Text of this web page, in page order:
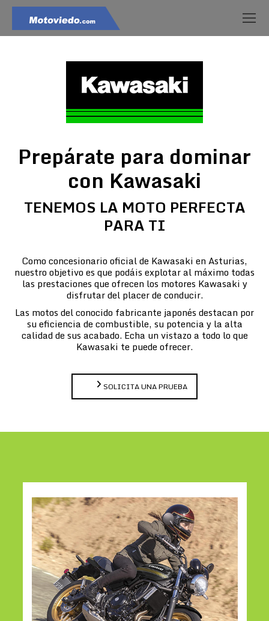
Prepárate para dominar
con Kawasaki
TENEMOS LA MOTO PERFECTA
PARA TI
Como concesionario oficial de Kawasaki en Asturias,
nuestro objetivo es que podáis explotar al máximo todas
las prestaciones que ofrecen los motores Kawasaki y
disfrutar del placer de conducir.
Las motos del conocido fabricante japonés destacan por
su eficiencia de combustible, su potencia y la alta
calidad de sus acabado. Echa un vistazo a todo lo que
Kawasaki te puede ofrecer.
SOLICITA UNA PRUEBA